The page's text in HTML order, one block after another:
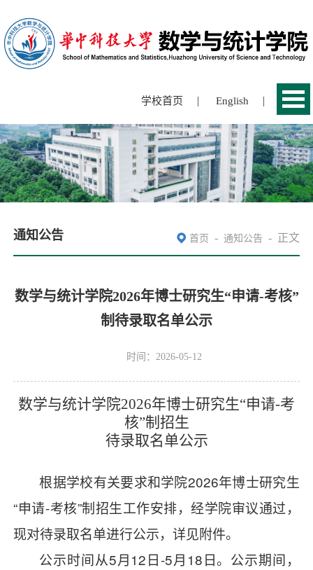
学校首页 | English |
通知公告 首页 - 通知公告 - 正文
数学与统计学院2026年博士研究生“申请-考核”
制待录取名单公示
时间：2026-05-12
数学与统计学院2026年博士研究生“申请-考
核”制招生
待录取名单公示
根据学校有关要求和学院2026年博士研究生
“申请-考核”制招生工作安排，经学院审议通过，
现对待录取名单进行公示，详见附件。
公示时间从5月12日-5月 18日。公示期间，